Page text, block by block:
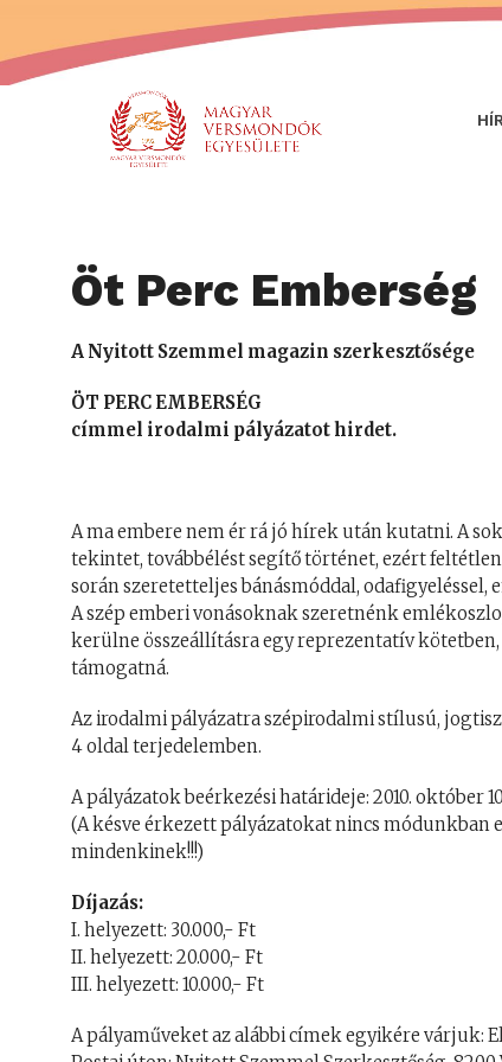
Öt Perc Emberség
A Nyitott Szemmel magazin szerkesztősége
ÖT PERC EMBERSÉG
címmel irodalmi pályázatot hirdet.
A ma embere nem ér rá jó hírek után kutatni. A
tekintet, továbbélést segítő történet, ezért
során szeretetteljes bánásmóddal,
A szép emberi vonásoknak szeretnénk
kerülne összeállításra egy reprezentatív
támogatná.
Az irodalmi pályázatra szépirodalmi stílusú,
4 oldal terjedelemben.
A pályázatok beérkezési határideje: 2010. október
(A késve érkezett pályázatokat nincs
mindenkinek!!!)
Díjazás:
I. helyezett: 30.000,- Ft
II. helyezett: 20.000,- Ft
III. helyezett: 10.000,- Ft
A pályaműveket az alábbi címek egyikére várjuk: